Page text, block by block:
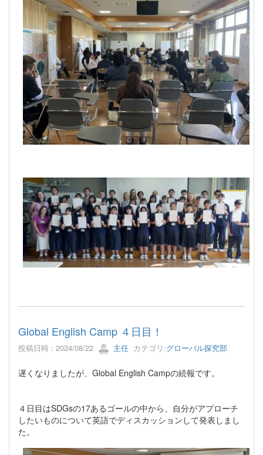
Global English Camp ４日目！
投稿日時 : 2024/08/22 主任 カテゴリ:グローバル探究部
遅くなりましたが、Global English Campの続報です。
４日目はSDGsの17あるゴールの中から、自分がアプローチ
したいものについて英語でディスカッションして発表しまし
た。